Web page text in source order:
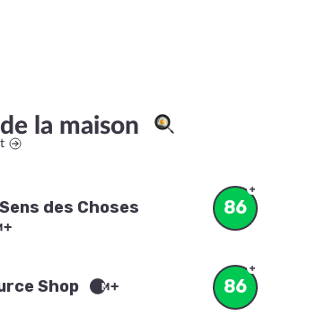
la maison
des Choses 86
Shop 86